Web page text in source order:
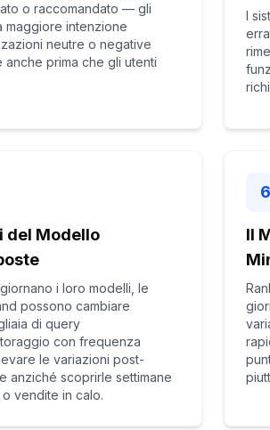
o raccomandato — gli
maggiore intenzione
neutre o negative
prima che gli utenti
I
del Modello
i loro modelli, le
possono cambiare
di query
con frequenza
le variazioni post-
anziché scoprirle settimane
vendite in calo.
6
Il